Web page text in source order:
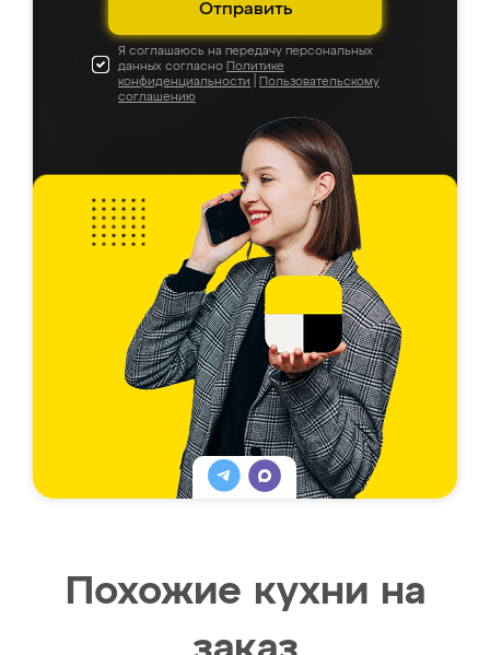
Отправить
Я соглашаюсь на передачу персональных
данных согласно Политике
конфиденциальности
Пользовательскому
соглашению
Похожие кухни на